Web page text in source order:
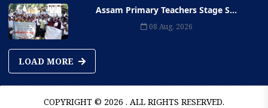
Assam Primary Teachers Stage S...
08 Aug, 2026
LOAD MORE
COPYRIGHT © 2026 . ALL RIGHTS RESERVED.